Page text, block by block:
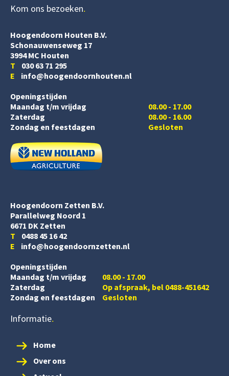
Kom ons bezoeken
Hoogendoorn Houten B.V.
Schonauwenseweg 17
3994 MC Houten
T 030 63 71 295
E info@hoogendoornhouten.nl
Openingstijden
Maandag t/m vrijdag
Zaterdag
08.00 - 17.00
08.00 - 16.00
Zondag en feestdagen
Gesloten
Hoogendoorn Zetten B.V.
Parallelweg Noord 1
6671 DK Zetten
T 0488 45 16 42
E info@hoogendoornzetten.nl
Openingstijden
Maandag t/m vrijdag
08.00 - 17.00
Zaterdag
Op afspraak, bel 0488-451642
Zondag en feestdagen
Gesloten
Informatie
Home
Over ons